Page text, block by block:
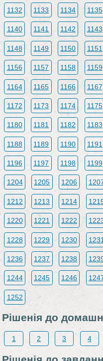
1132 1133 1134 1135
1140 1141 1142 1143
1148 1149 1150 1151
1156 1157 1158 1159
1164 1165 1166 1167
1172 1173 1174 1175
1180 1181 1182 1183
1188 1189 1190 1191
1196 1197 1198 1199
1204 1205 1206
1212 1213 1214
1220 1221 1222
1228 1229 1230 1231
1236 1237 1238
1244 1245 1246
1252
Рiшенiя до
1 2 3 4